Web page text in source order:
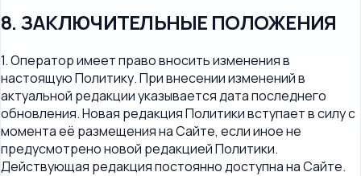
8. ЗАКЛЮЧИТЕЛЬНЫЕ ПОЛОЖЕНИЯ
1. Оператор имеет право вносить изменения в
настоящую Политику. При внесении изменений в
актуальной редакции указывается дата последнего
обновления. Новая редакция Политики вступает в силу с
момента её размещения на Сайте, если иное не
предусмотрено новой редакцией Политики.
Действующая редакция постоянно доступна на Сайте.